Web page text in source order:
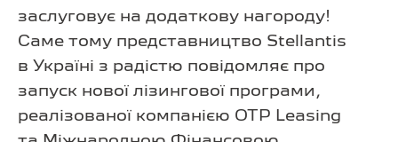
заслуговує на додаткову нагороду!
Саме тому представництво Stellantis
в Україні з радістю повідомляє про
запуск нової лізингової програми,
реалізованої компанією OTP Leasing